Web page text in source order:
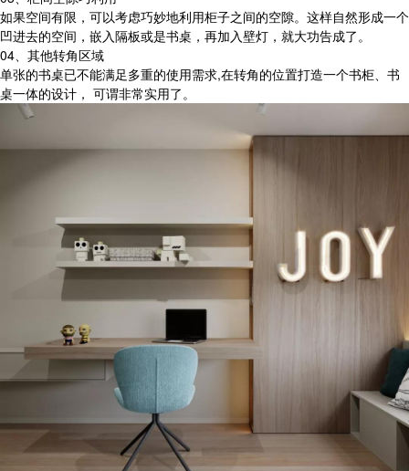
如果空间有限，可以考虑巧妙地利用柜子之间的空隙。这样自然形成一个
凹进去的空间，嵌入隔板或是书桌，再加入壁灯，就大功告成了。
04、其他转角区域
单张的书桌已不能满足多重的使用需求,在转角的位置打造一个书柜、书
桌一体的设计， 可谓非常实用了。